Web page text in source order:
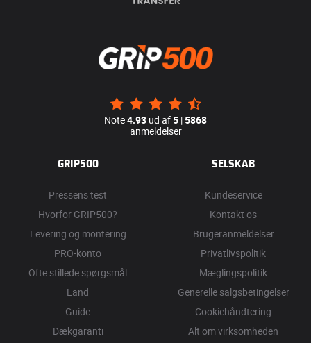
Note4.93 ud af5 |5868
anmeldelser
GRIP500
Pressens test
Hvorfor GRIP500?
Levering og montering
PRO-konto
Ofte stillede spørgsmål
Land
Guide
Dækgaranti
SELSKAB
Kundeservice
Kontakt os
Brugeranmeldelser
Privatlivspolitik
Mæglingspolitik
Generelle salgsbetingelser
Cookiehåndtering
Alt om virksomheden